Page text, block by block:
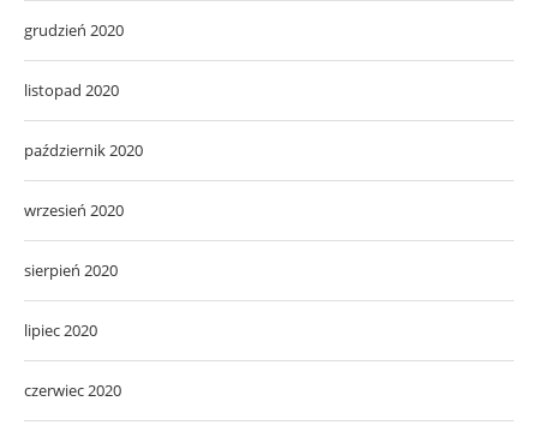
grudzień 2020
listopad 2020
październik 2020
wrzesień 2020
sierpień 2020
lipiec 2020
czerwiec 2020